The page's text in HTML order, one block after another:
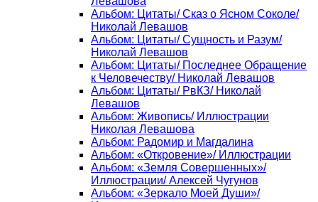
Альбом: Цитаты/ Сказ о Ясном Соколе/
Николай Левашов
Альбом: Цитаты/ Сущность и Разум/
Николай Левашов
Альбом: Цитаты/ Последнее Обращение
к Человечеству/ Николай Левашов
Альбом: Цитаты/ РвКЗ/ Николай
Левашов
Альбом: Живопись/ Иллюстрации
Николая Левашова
Альбом: Радомир и Магдалина
Альбом: «Откровение»/ Иллюстрации
Альбом: «Земля Совершенных»/
Иллюстрации/ Алексей Чугунов
Альбом: «Зеркало Моей Души»/